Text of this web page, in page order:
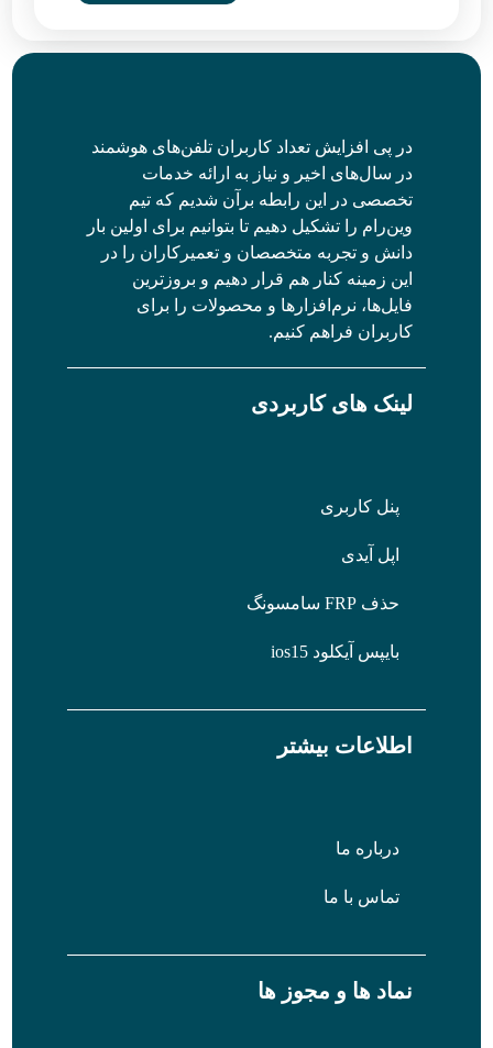
در پی افزایش تعداد کاربران تلفن‌های هوشمند
در سال‌های اخیر و نیاز به ارائه خدمات
تخصصی در این رابطه برآن شدیم که تیم
وین‌رام را تشکیل دهیم تا بتوانیم برای اولین بار
دانش و تجربه متخصصان و تعمیرکاران را در
این زمینه کنار هم قرار دهیم و بروزترین
فایل‌ها، نرم‌افزارها و محصولات را برای
کاربران فراهم کنیم.
لینک های کاربردی
پنل کاربری
اپل آیدی
حذف FRP سامسونگ
بایپس آیکلود ios15
اطلاعات بیشتر
درباره ما
تماس با ما
نماد ها و مجوز ها